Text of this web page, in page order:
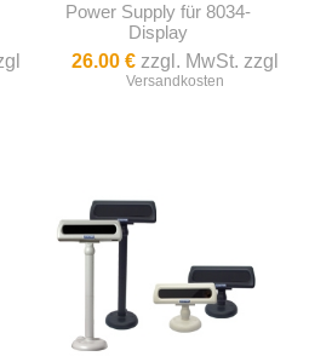
Power Supply für 8034-
Display
26.00 € zzgl. MwSt. zzgl
Versandkosten